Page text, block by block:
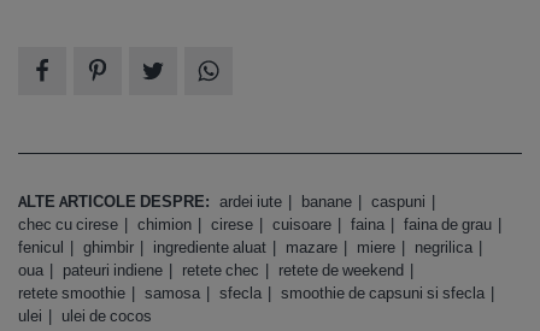
ALTE ARTICOLE DESPRE: ardei iute banane
caspuni
chec cu cirese
chimion cirese cuisoare faina
faina de grau
fenicul
ghimbir ingrediente aluat mazare miere
negrilica
oua
pateuri indiene retete chec
retete de weekend
retete smoothie
samosa sfecla
smoothie de capsuni si sfecla
ulei
ulei de cocos